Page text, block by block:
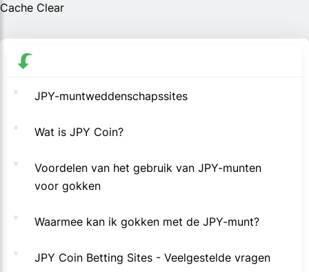
Cache Clear
JPY-muntweddenschapssites
Wat is JPY Coin?
Voordelen van het gebruik van JPY-munten
voor gokken
Waarmee kan ik gokken met de JPY-munt?
JPY Coin Betting Sites - Veelgestelde vragen